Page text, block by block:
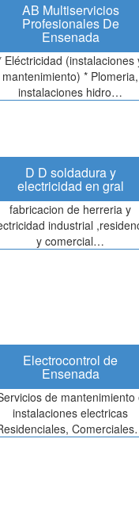
AB Multiservicios
Profesionales De
Ensenada
Eléctricidad (instalaciones
mantenimiento) * Plomeria,
instalaciones hidro…
D D soldadura y
electricidad en gral
fabricacion de herreria y
industrial
y comercial…
Electrocontrol de
Ensenada
de mantenimiento
instalaciones electricas